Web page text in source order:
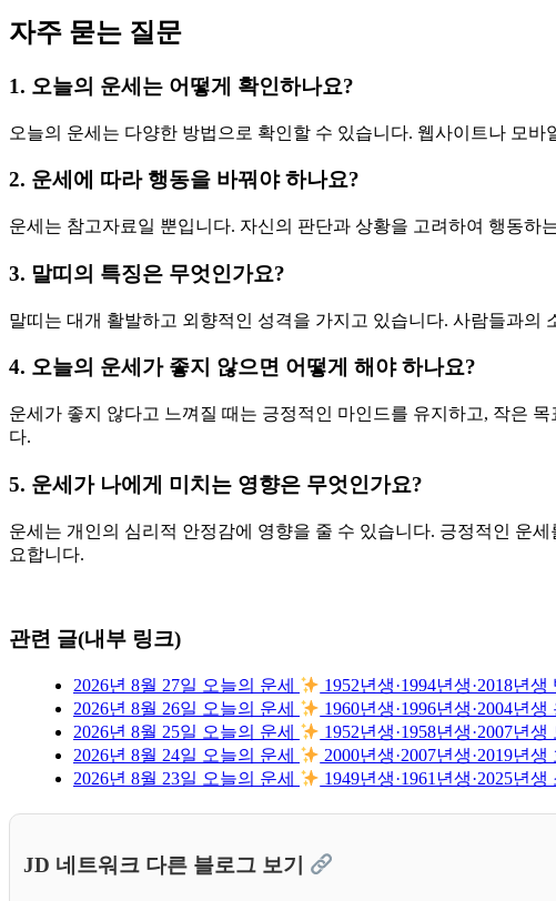
자주 묻는 질문
1. 오늘의 운세는 어떻게 확인하나요?
오늘의 운세는 다양한 방법으로 확인할 수 있습니다. 웹사이트나 모
2. 운세에 따라 행동을 바꿔야 하나요?
운세는 참고자료일 뿐입니다. 자신의 판단과 상황을 고려하여 행동
3. 말띠의 특징은 무엇인가요?
말띠는 대개 활발하고 외향적인 성격을 가지고 있습니다. 사람들과
4. 오늘의 운세가 좋지 않으면 어떻게 해야 하나요?
운세가 좋지 않다고 느껴질 때는 긍정적인 마인드를 유지하고, 작은
다.
5. 운세가 나에게 미치는 영향은 무엇인가요?
운세는 개인의 심리적 안정감에 영향을 줄 수 있습니다. 긍정적인 운
요합니다.
관련 글(내부 링크)
2026년 8월 27일 오늘의 운세
1952년생·1994년생·2018년
2026년 8월 26일 오늘의 운세
1960년생·1996년생·2004년
2026년 8월 25일 오늘의 운세
1952년생·1958년생·2007년
2026년 8월 24일 오늘의 운세
2000년생·2007년생·2019년
2026년 8월 23일 오늘의 운세
1949년생·1961년생·2025년
JD 네트워크 다른 블로그 보기